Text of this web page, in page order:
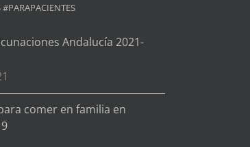
Andalucía 2021-
comer en familia en